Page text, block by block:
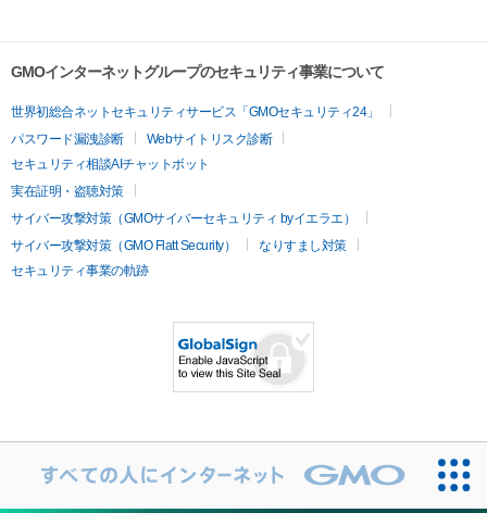
ト
GMOインターネットグループのセキュリティ事業について
世界初総合ネットセキュリティサービス「GMOセキュリティ24」
パスワード漏洩診断
Webサイトリスク診断
セキュリティ相談AIチャットボット
実在証明・盗聴対策
サイバー攻撃対策（GMOサイバーセキュリティ byイエラエ）
サイバー攻撃対策（GMO Flatt Security）
なりすまし対策
セキュリティ事業の軌跡